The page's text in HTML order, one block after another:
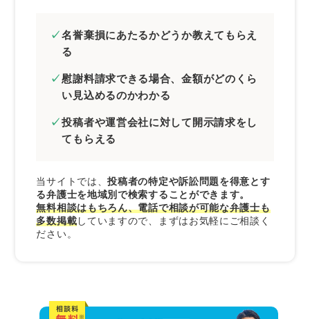
名誉棄損にあたるかどうか教えてもらえ
る
慰謝料請求できる場合、金額がどのくら
い見込めるのかわかる
投稿者や運営会社に対して開示請求をし
てもらえる
当サイトでは、投稿者の特定や訴訟問題を得意とす
る弁護士を地域別で検索することができます。
無料相談はもちろん、電話で相談が可能な弁護士も
多数掲載していますので、まずはお気軽にご相談く
ださい。